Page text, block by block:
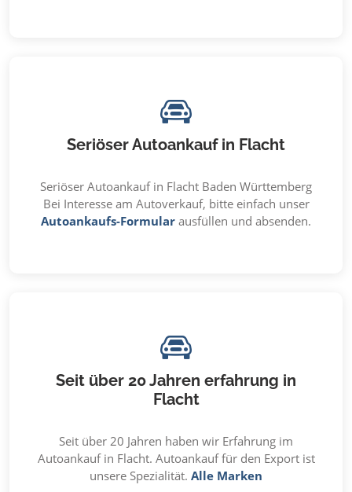
Seriöser Autoankauf in Flacht
Seriöser Autoankauf in Flacht Baden Württemberg
Bei Interesse am Autoverkauf, bitte einfach unser
Autoankaufs-Formular ausfüllen und absenden.
Seit über 20 Jahren erfahrung in
Flacht
Seit über 20 Jahren haben wir Erfahrung im
Autoankauf in Flacht. Autoankauf für den Export ist
unsere Spezialität. Alle Marken